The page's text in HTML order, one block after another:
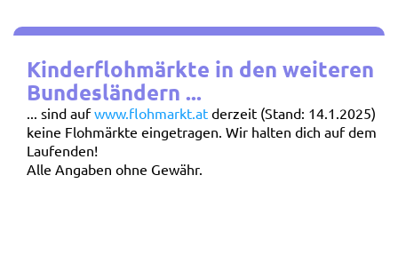
Kinderflohmärkte in den weiteren
Bundesländern ...
... sind aufwww.flohmarkt.at derzeit (Stand: 14.1.2025)
keine Flohmärkte eingetragen. Wir halten dich auf dem
Laufenden!
Alle Angaben ohne Gewähr.